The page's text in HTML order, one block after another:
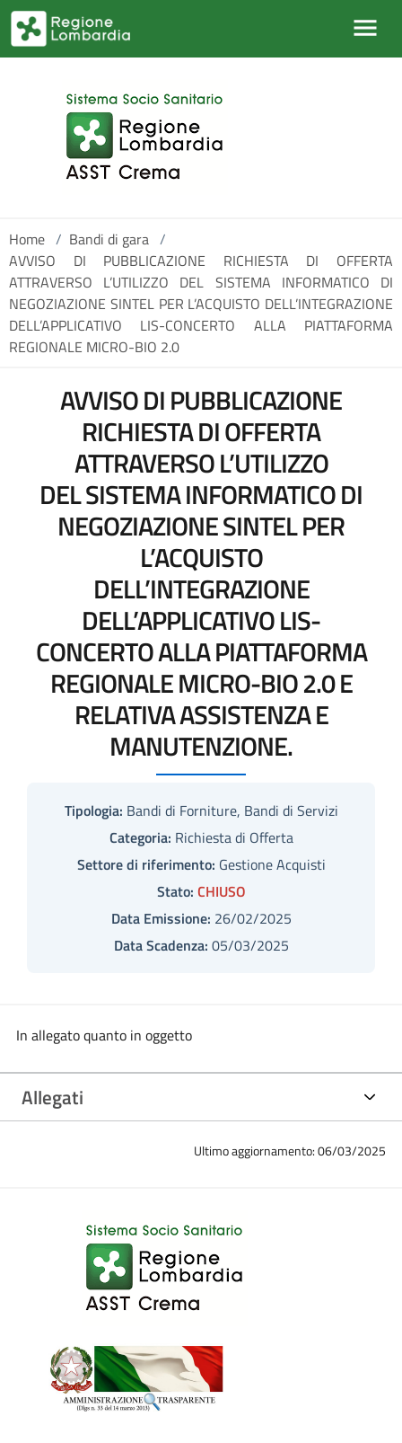
Salta al contenuto principale
Home / Bandi di gara /
AVVISO DI PUBBLICAZIONE RICHIESTA DI OFFERTA
ATTRAVERSO L’UTILIZZO DEL SISTEMA INFORMATICO DI
NEGOZIAZIONE SINTEL PER L’ACQUISTO DELL’INTEGRAZIONE
DELL’APPLICATIVO LIS-CONCERTO ALLA PIATTAFORMA
REGIONALE MICRO-BIO 2.0
AVVISO DI PUBBLICAZIONE
RICHIESTA DI OFFERTA
ATTRAVERSO L’UTILIZZO
DEL SISTEMA INFORMATICO DI
NEGOZIAZIONE SINTEL PER
L’ACQUISTO
DELL’INTEGRAZIONE
DELL’APPLICATIVO LIS-
CONCERTO ALLA PIATTAFORMA
REGIONALE MICRO-BIO 2.0 E
RELATIVA ASSISTENZA E
MANUTENZIONE.
Tipologia: Bandi di Forniture, Bandi di Servizi
Categoria: Richiesta di Offerta
Settore di riferimento: Gestione Acquisti
Stato: CHIUSO
Data Emissione: 26/02/2025
Data Scadenza: 05/03/2025
In allegato quanto in oggetto
Allegati
Ultimo aggiornamento: 06/03/2025